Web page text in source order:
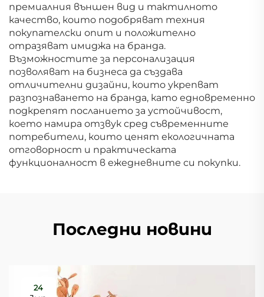
премиалния външен вид и тактилното
качество, които подобряват техния
покупателски опит и положително
отразяват имиджа на бранда.
Възможностите за персонализация
позволяват на бизнеса да създава
отличителни дизайни, които укрепват
разпознаването на бранда, като едновременно
подкрепят посланието за устойчивост,
което намира отзвук сред съвременните
потребители, които ценят екологичната
отговорност и практическата
функционалност в ежедневните си покупки.
Последни новини
24